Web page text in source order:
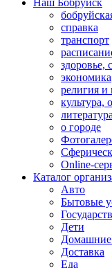
Наш Бобруйск
справка
транспорт
здоровье,
экономика
религия и
культура,
о городе
Online-
Каталог
Авто
Бытовые
Дети
Доставка
Еда